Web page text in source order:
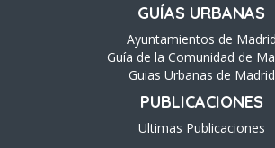
GUÍAS URBANAS
Ayuntamientos de Madrid
Guía de la Comunidad de
Guias Urbanas de Madrid
PUBLICACIONES
Ultimas Publicaciones